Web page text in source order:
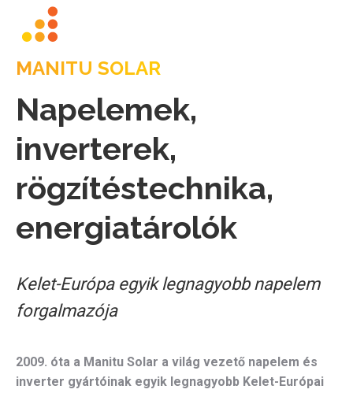
MANITU SOLAR
Napelemek,
inverterek,
rögzítéstechnika,
energiatárolók
Kelet-Európa egyik legnagyobb napelem
forgalmazója
2009. óta a Manitu Solar a világ vezető napelem és
inverter gyártóinak egyik legnagyobb Kelet-Európai